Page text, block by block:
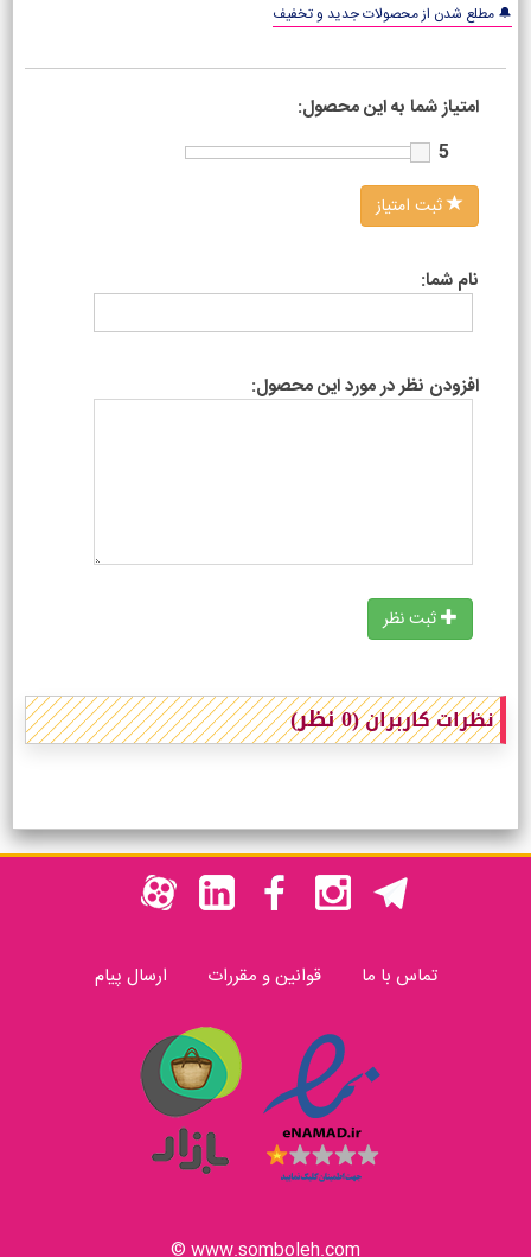
🔔 مطلع شدن از محصولات جدید و تخفیف
امتیاز شما به این محصول:
5
ثبت امتیاز
نام شما:
افزودن نظر در مورد این محصول:
ثبت نظر
نظرات کاربران(0 نظر)
تماس با ما قوانین و مقررات ارسال پیام
www.somboleh.com ©